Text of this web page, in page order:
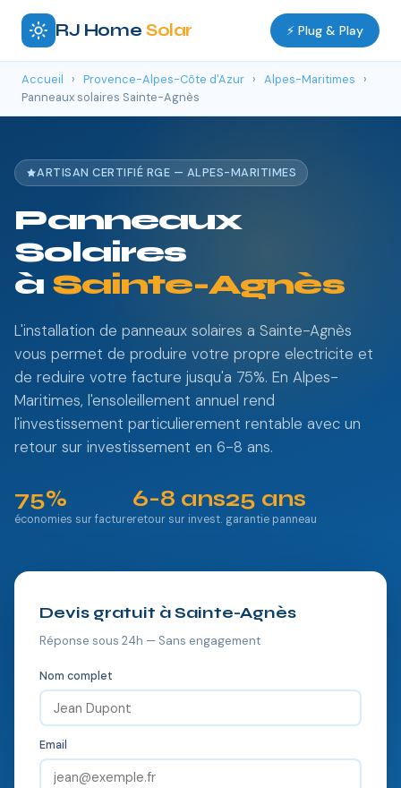
RJ Home Solar ⚡ Plug & Play
Accueil › Provence-Alpes-Côte d'Azur › Alpes-Maritimes
›
Panneaux solaires Sainte-Agnès
ARTISAN CERTIFIÉ RGE — ALPES-MARITIMES
Panneaux
Solaires
à Sainte-Agnès
L'installation de panneaux solaires a Sainte-Agnès
vous permet de produire votre propre electricite et
de reduire votre facture jusqu'a 75%. En Alpes-
Maritimes, l'ensoleillement annuel rend
l'investissement particulierement rentable avec un
retour sur investissement en 6-8 ans.
75%
économies sur facture
6-8 ans
retour sur invest.
25 ans
garantie panneau
Devis gratuit à Sainte-Agnès
Réponse sous 24h — Sans engagement
Nom complet
Email